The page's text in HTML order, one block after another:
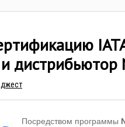
Главными событиями ОТДЫХ
дистрибьютор
Посредством программы